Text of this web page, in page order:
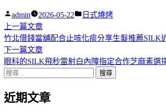
作
者:
admin 2026-05-22
分
日式燒烤
文
章
導
覽
上一篇文章下
一
篇
文
竹北借錢當舖配合止咳化痰分享生髮推薦SILK
下一篇文章下
一
章:
眼科的SILK飛秒雷射白內障指定合作芝麻素選
搜
關
近期文章